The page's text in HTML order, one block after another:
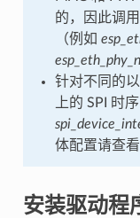
的，因此调
（例如
针对不同的
上的 SPI 时
体配置请查
安装驱动程